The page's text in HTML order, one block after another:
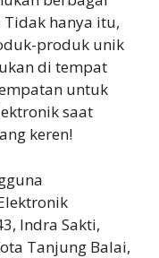
hanya itu,
produk unik
di tempat
untuk
saat
keren!
Indra Sakti,
Tanjung Balai,